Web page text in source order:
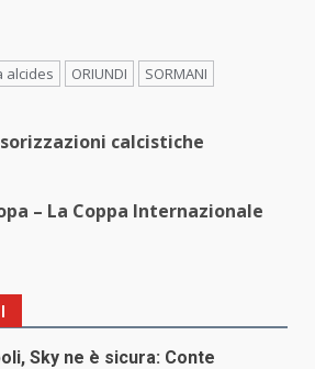
alcides ORIUNDI SORMANI
calcistiche
– La Coppa Internazionale
Sky ne è sicura: Conte